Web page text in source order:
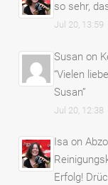
so sehr,
Jul 20, 13:59
Susan on
“Vielen
Susan”
Jul 20, 12:38
Isa on
Erfolg!